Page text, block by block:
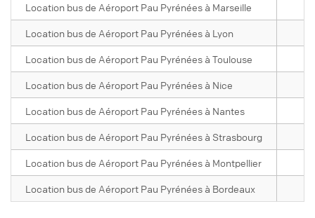
Location bus de Aéroport Pau Pyrénées à Marseille
Location bus de Aéroport Pau Pyrénées à Lyon
Location bus de Aéroport Pau Pyrénées à Toulouse
Location bus de Aéroport Pau Pyrénées à Nice
Location bus de Aéroport Pau Pyrénées à Nantes
Location bus de Aéroport Pau Pyrénées à Strasbourg
Location bus de Aéroport Pau Pyrénées à Montpellier
Location bus de Aéroport Pau Pyrénées à Bordeaux